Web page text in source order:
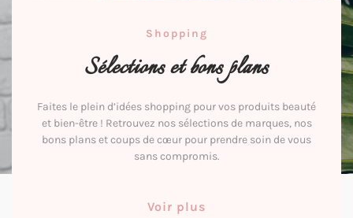
Shopping
Sélections et bons plans
Faites le plein d’idées shopping pour vos produits beauté
et bien-être ! Retrouvez nos sélections de marques, nos
bons plans et coups de cœur pour prendre soin de vous
sans compromis.
Voir plus